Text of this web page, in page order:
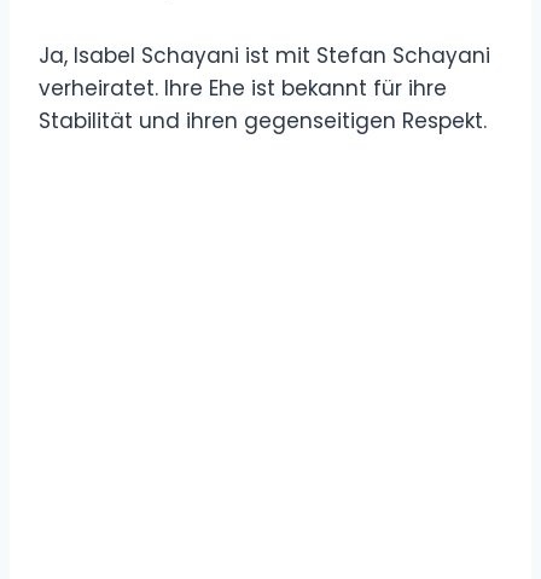
Ja, Isabel Schayani ist mit Stefan Schayani
verheiratet. Ihre Ehe ist bekannt für ihre
Stabilität und ihren gegenseitigen Respekt.